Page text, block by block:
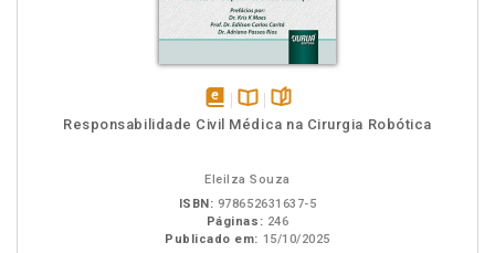
disponível
Disponível
páginas
Responsabilidade Civil Médica na Cirurgia Robótica
Eleilza Souza
ISBN: 978652631637-5
Páginas: 246
Publicado em: 15/10/2025